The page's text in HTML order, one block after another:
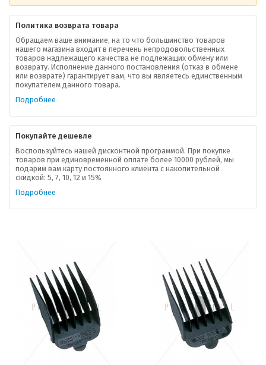
Политика возврата товара
Обращаем ваше внимание, на то что большинство товаров
нашего магазина входит в перечень непродовольственных
товаров надлежащего качества не подлежащих обмену или
возврату. Исполнение данного постановления (отказ в обмене
или возврате) гарантирует вам, что вы являетесь единственным
покупателем данного товара.
Подробнее
Покупайте дешевле
Воспользуйтесь нашей дисконтной программой. При покупке
товаров при единовременной оплате более 10000 рублей, мы
подарим вам карту постоянного клиента с накопительной
скидкой: 5, 7, 10, 12 и 15%
Подробнее